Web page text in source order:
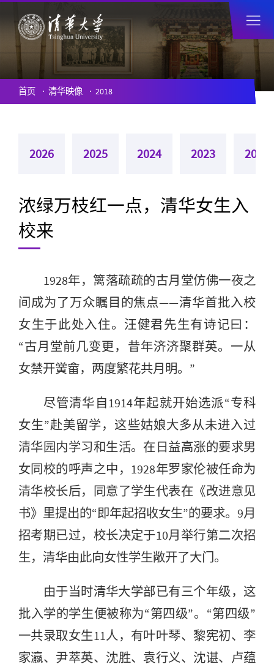
浓绿万枝红一点，清华女生入
校来
首页 清华映像 2018
2026 2025 2024 2023 2022
1928年，篱落疏疏的古月堂仿佛一夜之
间成为了万众瞩目的焦点——清华首批入校
女生于此处入住。汪健君先生有诗记曰：
“古月堂前几变更，昔年济济聚群英。一从
女禁开黉畲，两度繁花共月明。”
尽管清华自1914年起就开始选派“专科
女生”赴美留学，这些姑娘大多从未进入过
清华园内学习和生活。在日益高涨的要求男
女同校的呼声之中，1928年罗家伦被任命为
清华校长后，同意了学生代表在《改进意见
书》里提出的“即年起招收女生”的要求。9月
招考期已过，校长决定于10月举行第二次招
生，清华由此向女性学生敞开了大门。
由于当时清华大学部已有三个年级，这
批入学的学生便被称为“第四级”。“第四级”
一共录取女生11人，有叶叶琴、黎宪初、李
家瀛、尹萃英、沈胜、袁行义、沈谌、卢蕴